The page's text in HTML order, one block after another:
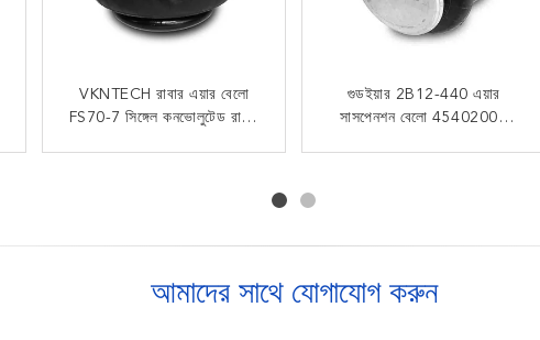
VKNTECH রাবার এয়ার বেলো
FS70-7 সিঙ্গেল কনভোলুটেড রাবার
গুডইয়ার 2B12-440 এয়ার
সাসপেনশন বেলো 45402002
আমেরিকান ক্যারিয়ার 8003-009
এর জন্য W01-358-3403
গ্যাস ভরা ট্রিপল কনভোলুটেড এয়ার
স্প্রিং 3B14-356 গুডইয়ার এয়ার
আমাদের সাথে যোগাযোগ করুন